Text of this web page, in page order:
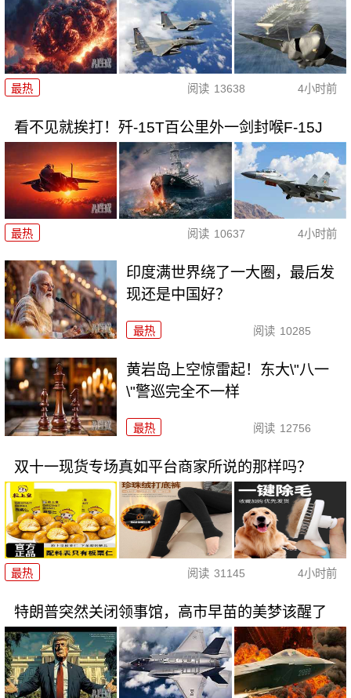
最热 阅读 13638 4小时前
看不见就挨打！歼-15T百公里外一剑封喉F-15J
最热 阅读 10637 4小时前
印度满世界绕了一大圈，最后发
现还是中国好？
最热 阅读 10285
黄岩岛上空惊雷起！东大\"八一
\"警巡完全不一样
最热 阅读 12756
双十一现货专场真如平台商家所说的那样吗？
最热 阅读 31145 4小时前
特朗普突然关闭领事馆，高市早苗的美梦该醒了